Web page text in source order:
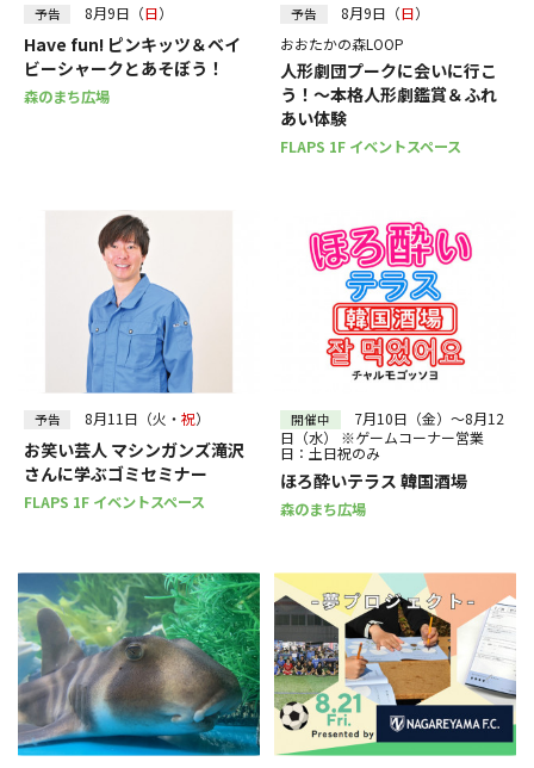
予告 8月9日（日）
Have fun! ピンキッツ＆ベイ
ビーシャークとあそぼう！
森のまち広場
予告 8月9日（日）
おおたかの森LOOP
人形劇団プークに会いに行こ
う！～本格人形劇鑑賞＆ふれ
あい体験
FLAPS 1F イベントスペース
予告 8月11日（火・祝）
お笑い芸人 マシンガンズ滝沢
さんに学ぶゴミセミナー
FLAPS 1F イベントスペース
開催中
7月10日（金）～8月12
日（水） ※ゲームコーナー営業
日：土日祝のみ
ほろ酔いテラス 韓国酒場
森のまち広場